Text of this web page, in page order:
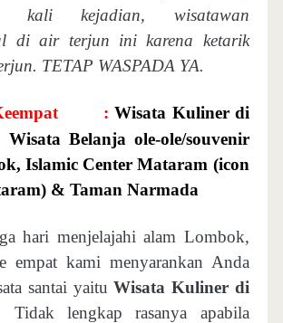
kali kejadian, wisatawan
di air terjun ini karena ketarik
TETAP WASPADA YA.
:Wisata Kuliner di
Belanja ole-ole/souvenir
Islamic Center Mataram (icon
& Taman Narmada
hari menjelajahi alam Lombok,
empat kami menyarankan Anda
santai yaituWisata Kuliner di
Tidak lengkap rasanya apabila